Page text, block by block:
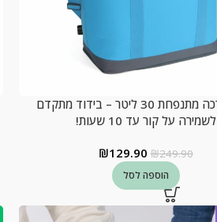
צידנית רכה מתנפחת 30 ליטר – בידוד מתקדם
לשמירה על קור עד 10 שעות!
₪249.90
₪129.90
הוספה לסל